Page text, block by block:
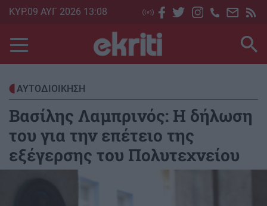
Skip
main
content
ΚΥΡ.09 ΑΥΓ 2026 13:08
ΑΥΤΟΔΙΟΙΚΗΣΗ
Βασίλης Λαμπρινός: Η δήλωση
του για την επέτειο της
εξέγερσης του Πολυτεχνείου